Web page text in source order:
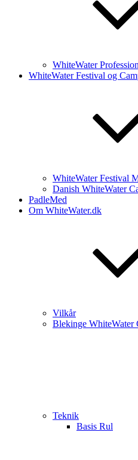
WhiteWater
WhiteWater Festival og
WhiteWater Festival
Danish WhiteWater
PadleMed
Om WhiteWater.dk
Vilkår
Blekinge WhiteWater
Teknik
Basis Rul